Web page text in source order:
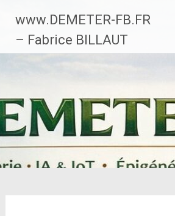
contenu
principal
www.DEMETER-FB.FR
– Fabrice BILLAUT